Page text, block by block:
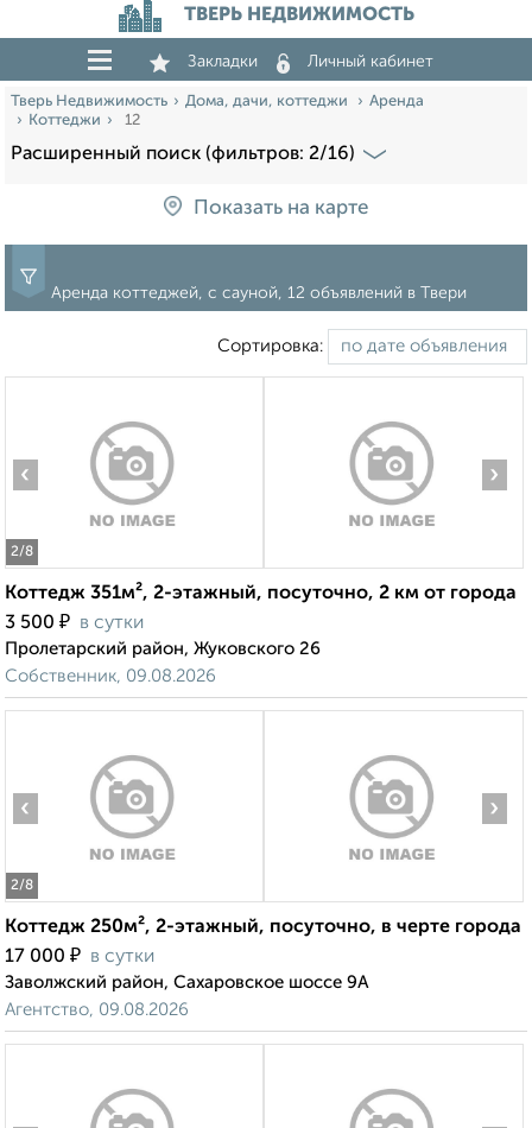
ТВЕРЬ НЕДВИЖИМОСТЬ
Закладки Личный кабинет
Тверь Недвижимость Дома, дачи, коттеджи
Аренда
Коттеджи
12
Расширенный поиск (фильтров: 2/16)
Показать на карте
Аренда коттеджей, с сауной, 12 объявлений в Твери
Сортировка:
2/8
‹ ›
Коттедж 351м², 2-этажный, посуточно, 2 км от города
3 500 ₽ в сутки
Пролетарский район, Жуковского 26
Собственник, 09.08.2026
2/8
‹ ›
Коттедж 250м², 2-этажный, посуточно, в черте города
17 000 ₽ в сутки
Заволжский район, Сахаровское шоссе 9А
Агентство, 09.08.2026